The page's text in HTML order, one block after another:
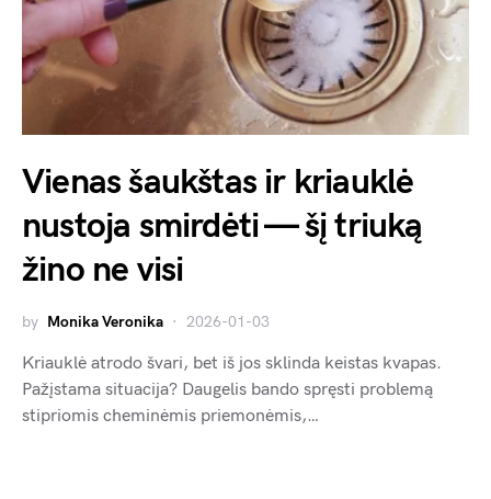
Vienas šaukštas ir kriauklė
nustoja smirdėti — šį triuką
žino ne visi
by Monika Veronika 2026-01-03
Kriauklė atrodo švari, bet iš jos sklinda keistas kvapas.
Pažįstama situacija? Daugelis bando spręsti problemą
stipriomis cheminėmis priemonėmis,…